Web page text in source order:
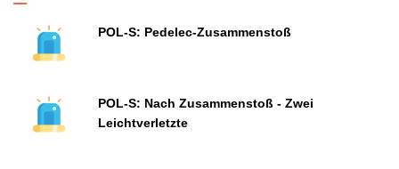
POL-S: Pedelec-Zusammenstoß
POL-S: Nach Zusammenstoß - Zwei
Leichtverletzte